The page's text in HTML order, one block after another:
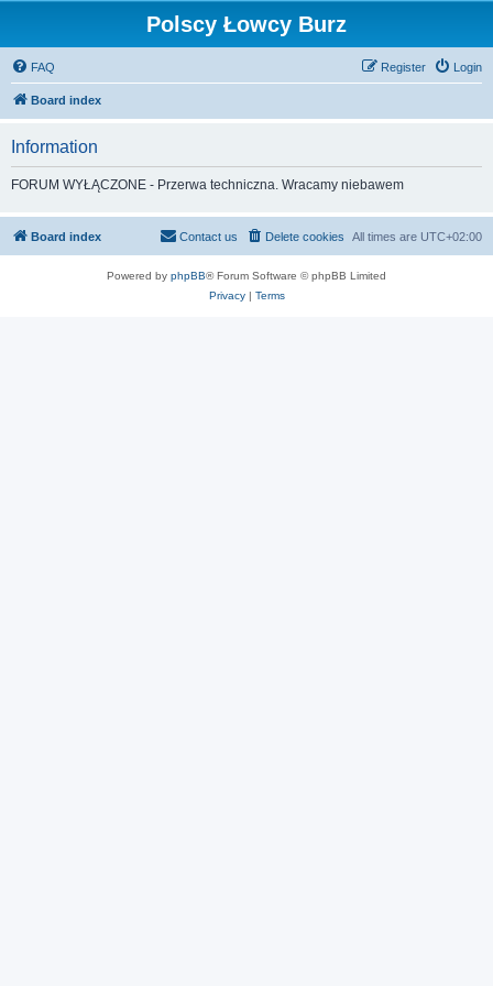
Polscy Łowcy Burz
FAQ Login
Register
Board index
Information
FORUM WYŁĄCZONE - Przerwa techniczna. Wracamy niebawem
Board index All times are UTC+02:00
Delete cookies
Contact us
Powered by phpBB® Forum Software © phpBB Limited
Privacy| Terms